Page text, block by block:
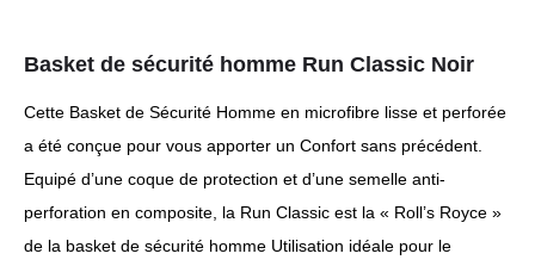
Basket de sécurité homme Run Classic Noir
Cette Basket de Sécurité Homme en microfibre lisse et perforée
a été conçue pour vous apporter un Confort sans précédent.
Equipé d’une coque de protection et d’une semelle anti-
perforation en composite, la Run Classic est la « Roll’s Royce »
de la basket de sécurité homme Utilisation idéale pour le